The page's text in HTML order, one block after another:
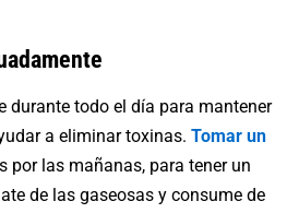
durante todo el día para mantener
a eliminar toxinas. Tomar un
por las mañanas, para tener un
de las gaseosas y consume de